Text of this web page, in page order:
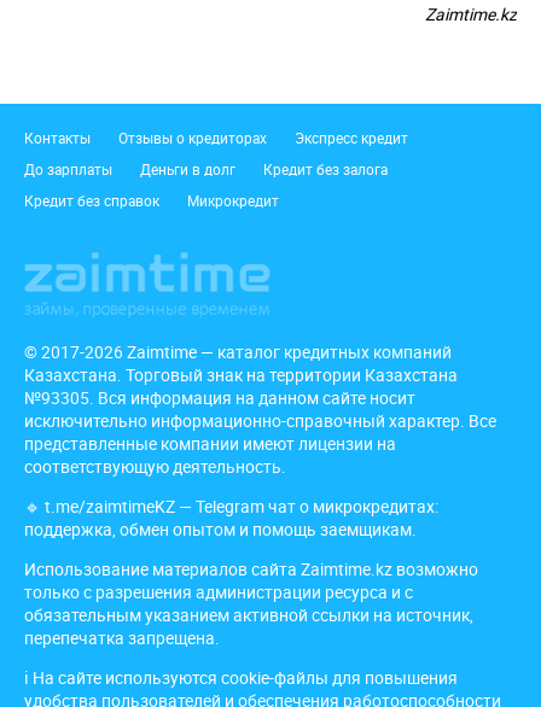
Zaimtime.kz
Подвал
Контакты Отзывы о кредиторах
Экспресс кредит
До зарплаты
Деньги в долг
Кредит без залога
Кредит без справок
Микрокредит
© 2017-2026 Zaimtime — каталог кредитных компаний
Казахстана. Торговый знак на территории Казахстана
№93305. Вся информация на данном сайте носит
исключительно информационно-справочный характер. Все
представленные компании имеют лицензии на
соответствующую деятельность.
🔹 t.me/zaimtimeKZ — Telegram чат о микрокредитах:
поддержка, обмен опытом и помощь заемщикам.
Использование материалов сайта Zaimtime.kz возможно
только с разрешения администрации ресурса и с
обязательным указанием активной ссылки на источник,
перепечатка запрещена.
ℹ️ На сайте используются cookie-файлы для повышения
удобства пользователей и обеспечения работоспособности